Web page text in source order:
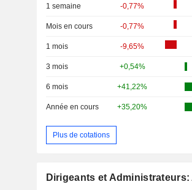
1 semaine -0,77%
Mois en cours -0,77%
1 mois -9,65%
3 mois +0,54%
6 mois +41,22%
Année en cours +35,20%
Plus de cotations
Dirigeants et